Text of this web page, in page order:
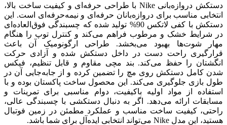
دستکش دروازه‌بانی Nike با طراحی حرفه‌ای و کیفیت ساخت بالا،
انتخابی مناسب برای دروازه‌بانان حرفه‌ای و نیمه‌حرفه‌ای است. این
دستکش با کفی لاتکس 90% تولید شده که چسبندگی فوق‌العاده‌ای
در شرایط خشک و مرطوب فراهم می‌کند و کنترل توپ را هنگام
مهار شوت‌ها بهبود می‌بخشد. طراحی ارگونومیک آن باعث
قرارگیری راحت دست در داخل دستکش شده و آزادی حرکت
انگشتان را حفظ می‌کند. بند مچی مقاوم و قابل تنظیم، فیکس
شدن کامل دستکش روی مچ را تضمین کرده و از جابه‌جایی آن در
طول بازی جلوگیری می‌کند. این محصول ساخت پاکستان بوده و با
استفاده از مواد اولیه باکیفیت، دوام مناسبی برای تمرینات و
مسابقات ارائه می‌دهد. اگر به دنبال دستکشی با چسبندگی عالی،
راحتی، کیفیت ساخت مناسب و عملکرد مطمئن در زمین فوتبال
هستید، این مدل Nike می‌تواند انتخابی ایده‌آل برای شما باشد.